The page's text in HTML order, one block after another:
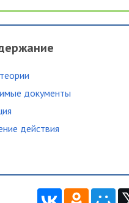
документы
действия